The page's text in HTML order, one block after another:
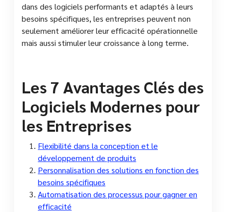
dans des logiciels performants et adaptés à leurs
besoins spécifiques, les entreprises peuvent non
seulement améliorer leur efficacité opérationnelle
mais aussi stimuler leur croissance à long terme.
Les 7 Avantages Clés des
Logiciels Modernes pour
les Entreprises
Flexibilité dans la conception et le
développement de produits
Personnalisation des solutions en fonction des
besoins spécifiques
Automatisation des processus pour gagner en
efficacité